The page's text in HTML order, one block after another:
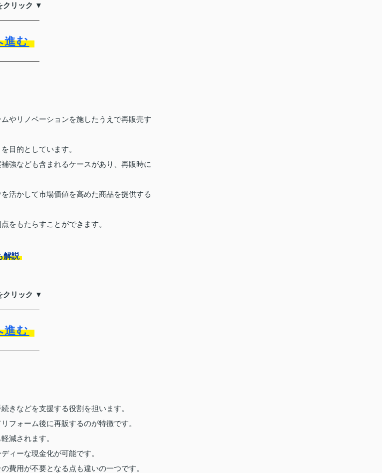
クリック ▼
進む
やリノベーションを施したうえで再販売す
目的としています。
強なども含まれるケースがあり、再販時に
活かして市場価値を高めた商品を提供する
をもたらすことができます。
解説
クリック ▼
進む
きなどを支援する役割を担います。
フォーム後に再販するのが特徴です。
減されます。
ィーな現金化が可能です。
費用が不要となる点も違いの一つです。